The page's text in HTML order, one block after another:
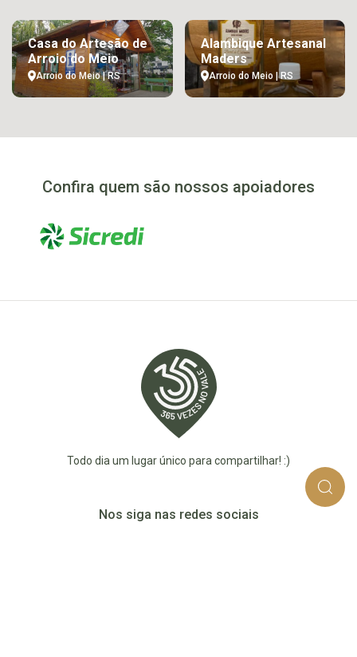
Casa do Artesão de
Arroio do Meio
Arroio do Meio | RS
Alambique Artesanal
Maders
Arroio do Meio | RS
Confira quem são nossos apoiadores
Todo dia um lugar único para compartilhar! :)
Nos siga nas redes sociais